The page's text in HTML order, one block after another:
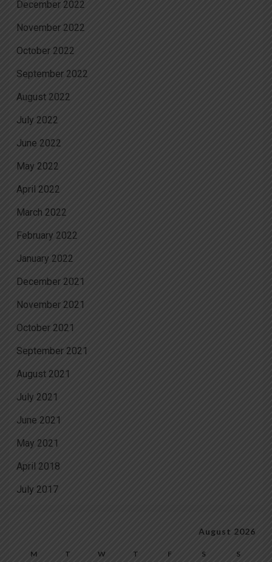
December 2022
November 2022
October 2022
September 2022
August 2022
July 2022
June 2022
May 2022
April 2022
March 2022
February 2022
January 2022
December 2021
November 2021
October 2021
September 2021
August 2021
July 2021
June 2021
May 2021
April 2018
July 2017
August 2026
M T W T F S S